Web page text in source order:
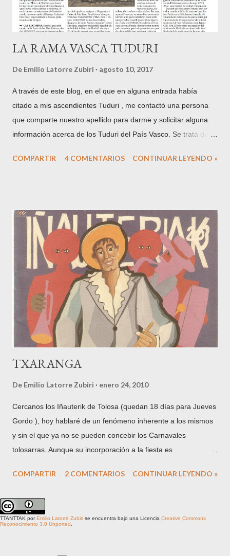
que confluyen posteriormente. Al Norte, ...
LA RAMA VASCA TUDURI
De Emilio Latorre Zubiri agosto 10, 2017
A través de este blog, en el que en alguna entrada había
citado a mis ascendientes Tuduri , me contactó una persona
que comparte nuestro apellido para darme y solicitar alguna
información acerca de los Tuduri del País Vasco. Se trata de
Menorca, procedencia del apellido y que publica artículos
MISCELÁNEA GENEALÓGICA. Francesc Tudurí Orfila. Origen
de la rama vasca de los Tudurí. "El pasado día 29 de mayo, en
la sala "Pompeu Fabra" del colegio de ingenieros industriales
de Cataluña, se celebró un acto de fuerte sensibilidad y
presencia menorquina, consistente en el recuerdo de un
ingeniero y matemático maonès- aparte de político
comprometido-, de nombre Estanislau Ruiz Ponsetí, con la
presencia de Bep Portella Coll,...
COMPARTIR 4 COMENTARIOS CONTINUAR LEYENDO »
TXARANGA
De Emilio Latorre Zubiri enero 24, 2010
Cercanos los Iñauterik de Tolosa (quedan 18 días para Jueves
Gordo ), hoy hablaré de un fenómeno inherente a los mismos
y sin el que ya no se pueden concebir los Carnavales
tolosarras. Aunque su incorporación a la fiesta es
antigüedad de los Iñauterik (existen referencias documentadas
hace más de 80 años saliese la primera txaranga tal y como
las conocemos hoy: Polvo y Paja en el año 1928 . Son
COMPARTIR 2 COMENTARIOS CONTINUAR LEYENDO »
TTANTTAK porEmilio Latorre Zubiri se encuentra bajo una Licencia Creative Commons
Reconocimiento 3.0 Unported